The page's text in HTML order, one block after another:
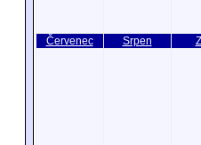
Červenec Srpen